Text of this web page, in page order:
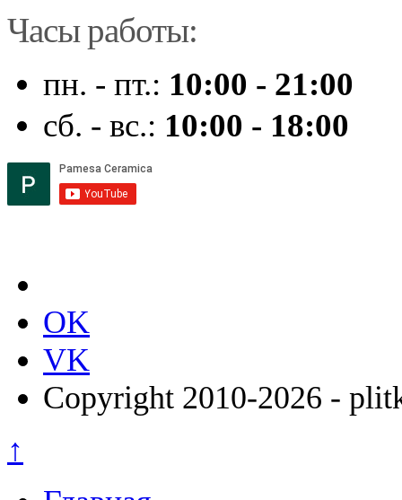
Часы работы:
пн. - пт.: 10:00 - 21:00
сб. - вс.: 10:00 - 18:00
OK
VK
Copyright 2010-2026 -
↑